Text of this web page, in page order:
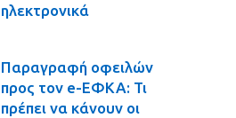
ηλεκτρονικά
Παραγραφή οφειλών
προς τον e-ΕΦΚΑ: Τι
πρέπει να κάνουν οι